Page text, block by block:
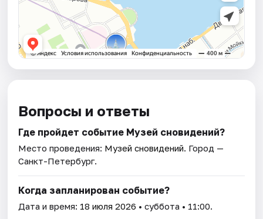
Вопросы и ответы
Где пройдет событие Музей сновидений?
Место проведения: Музей сновидений. Город —
Санкт-Петербург.
Когда запланирован событие?
Дата и время: 18 июля 2026 • суббота • 11:00.